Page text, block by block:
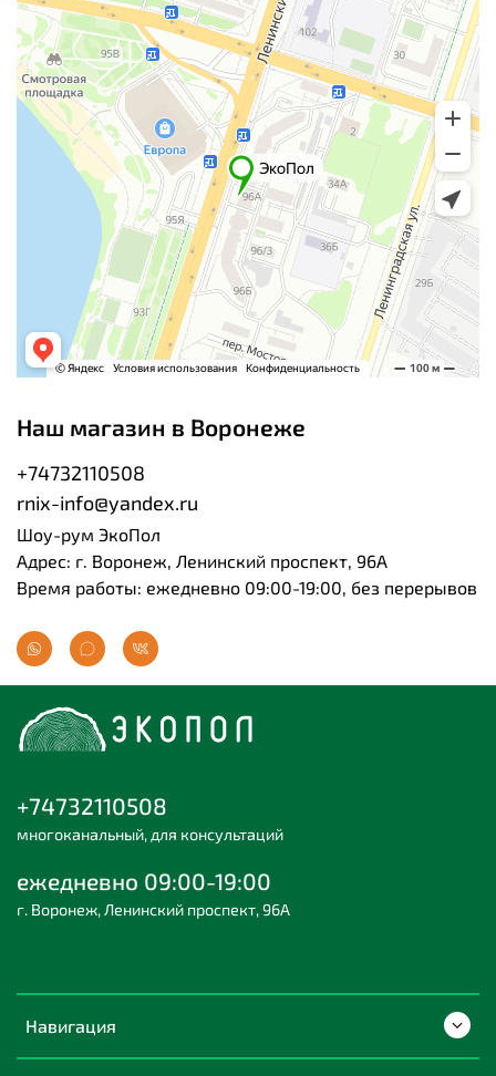
Наш магазин в Воронеже
+74732110508
rnix-info@yandex.ru
Шоу-рум ЭкоПол
Адрес: г. Воронеж, Ленинский проспект, 96А
Время работы: ежедневно 09:00-19:00, без перерывов
Навигация
+74732110508
многоканальный, для консультаций
ежедневно 09:00-19:00
г. Воронеж, Ленинский проспект, 96А